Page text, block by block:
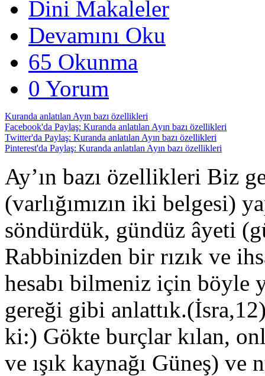
Dini Makaleler
Devamını Oku
65 Okunma
0 Yorum
Kuranda anlatılan Ayın bazı özellikleri
Facebook'da Paylaş: Kuranda anlatılan Ayın bazı özellikleri
Twitter'da Paylaş: Kuranda anlatılan Ayın bazı özellikleri
Pinterest'da Paylaş: Kuranda anlatılan Ayın bazı özellikleri
Ay’ın bazı özellikleri Biz
(varlığımızın iki belgesi)
söndürdük, gündüz âyeti
Rabbinizden bir rızık ve
hesabı bilmeniz için böyle
gereği gibi
ki:) Gökte burçlar kılan,
ve ışık kaynağı Güneş)